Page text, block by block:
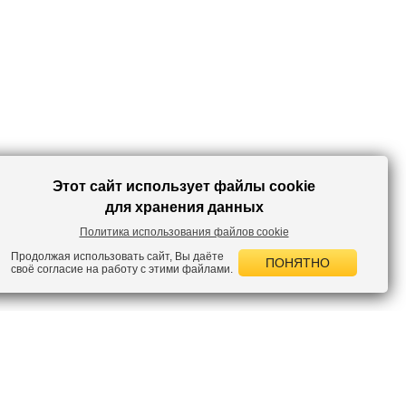
Этот сайт использует файлы cookie
для хранения данных
Политика использования файлов cookie
Продолжая использовать сайт, Вы даёте
своё согласие на работу с этими файлами.
ПОНЯТНО